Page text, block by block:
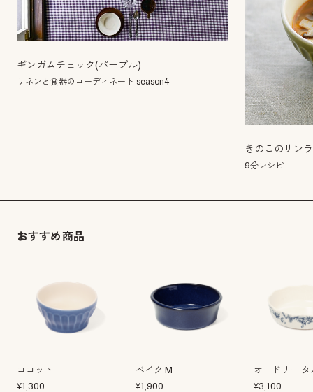
ギンガムチェック(パープル)
リネンと食器のコーディネート season4
きのこのサン
9分レシピ
おすすめ商品
ココット
¥1,300
ベイク M
¥1,900
オードリー タ
¥3,100